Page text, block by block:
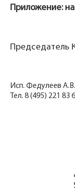
Приложение: на
Председатель
Исп. Федулеев А.В.
Тел. 8 (495) 221 83